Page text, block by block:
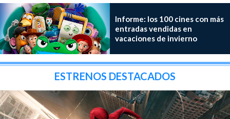
Informe: los 100 cines con más
entradas vendidas en
vacaciones de invierno
ESTRENOS DESTACADOS